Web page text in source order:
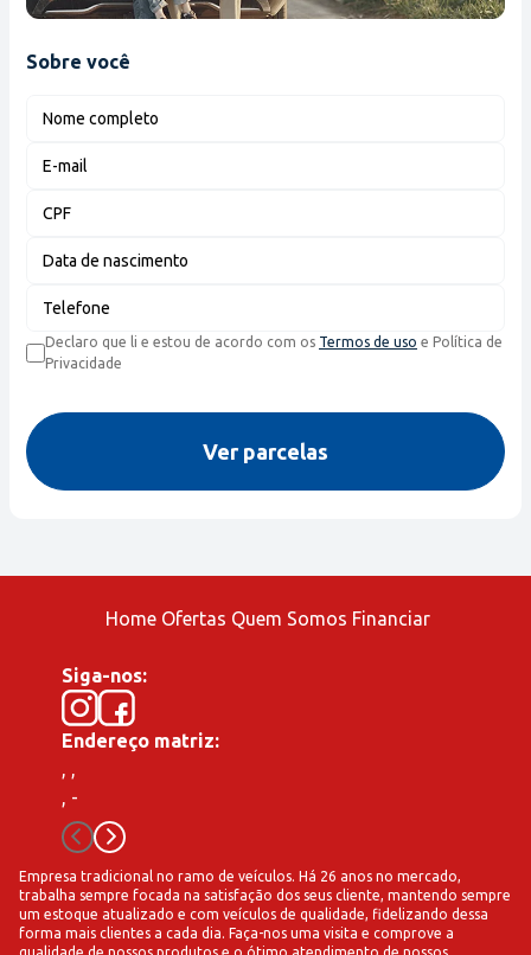
Sobre você
Nome completo
E-mail
CPF
Data de nascimento
Telefone
Declaro que li e estou de acordo com os Termos de uso e Política de
Privacidade
Ver parcelas
Home Ofertas Quem Somos Financiar
Siga-nos:
Endereço matriz:
, ,
, -
Empresa tradicional no ramo de veículos. Há 26 anos no mercado,
trabalha sempre focada na satisfação dos seus cliente, mantendo sempre
um estoque atualizado e com veículos de qualidade, fidelizando dessa
forma mais clientes a cada dia. Faça-nos uma visita e comprove a